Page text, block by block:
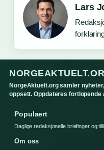
Lars
NorgeAktuelt.org samler
oppsett. Oppdateres fortlopende
Populaert
Daglige redaksjonelle briefinger og
Om oss